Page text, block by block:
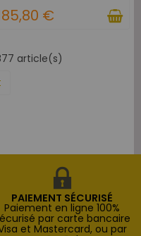
€
article(s)
PAIEMENT SÉCURISÉ
Paiement en ligne 100%
par carte bancaire
et Mastercard, ou par